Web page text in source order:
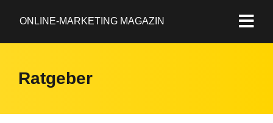
ONLINE-MARKETING MAGAZIN
Ratgeber